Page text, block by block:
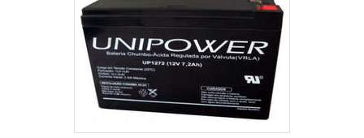
em equipamentos modernos, que se ajustam a sua
necessidade. A TBR Transformadores tem despontado no
segmento pela idoneidade em tudo que faz onde garantem o
sucesso aos parceiros de ponta a ponta.